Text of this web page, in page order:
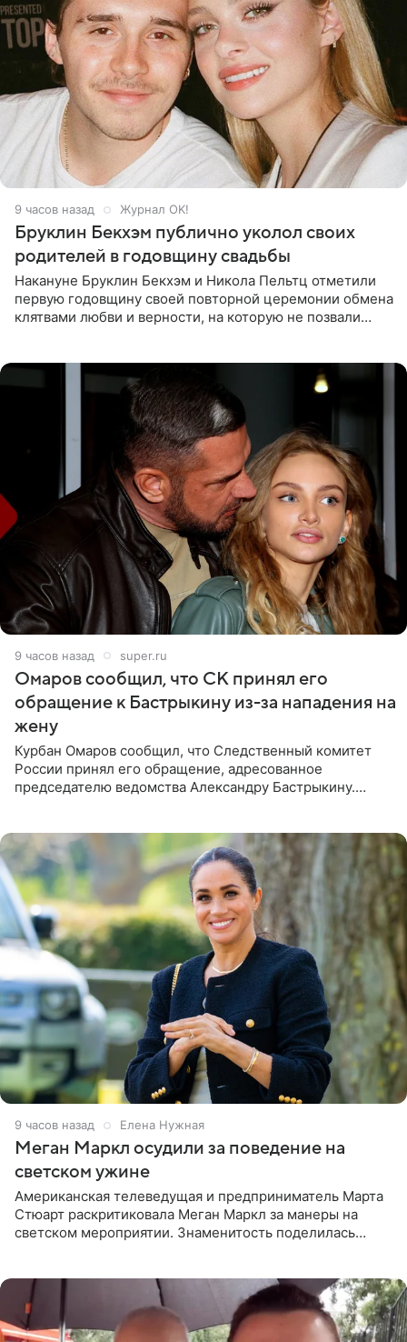
9 часов назад Журнал OK!
Бруклин Бекхэм публично уколол своих
родителей в годовщину свадьбы
Накануне Бруклин Бекхэм и Никола Пельтц отметили
первую годовщину своей повторной церемонии обмена
клятвами любви и верности, на которую не позвали
9 часов назад super.ru
Омаров сообщил, что СК принял его
обращение к Бастрыкину из-за нападения на
жену
Курбан Омаров сообщил, что Следственный комитет
России принял его обращение, адресованное
председателю ведомства Александру Бастрыкину.
9 часов назад Елена Нужная
Меган Маркл осудили за поведение на
светском ужине
Американская телеведущая и предприниматель Марта
Стюарт раскритиковала Меган Маркл за манеры на
светском мероприятии. Знаменитость поделилась